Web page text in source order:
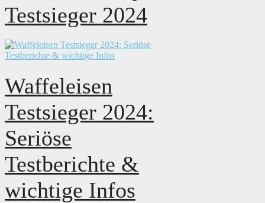
Testsieger 2024
Waffeleisen
Testsieger 2024:
Seriöse
Testberichte &
wichtige Infos